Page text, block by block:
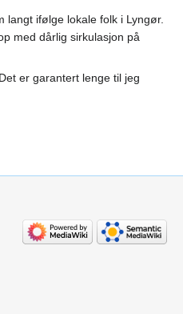
langt ifølge lokale folk i Lyngør.
med dårlig sirkulasjon på
er garantert lenge til jeg